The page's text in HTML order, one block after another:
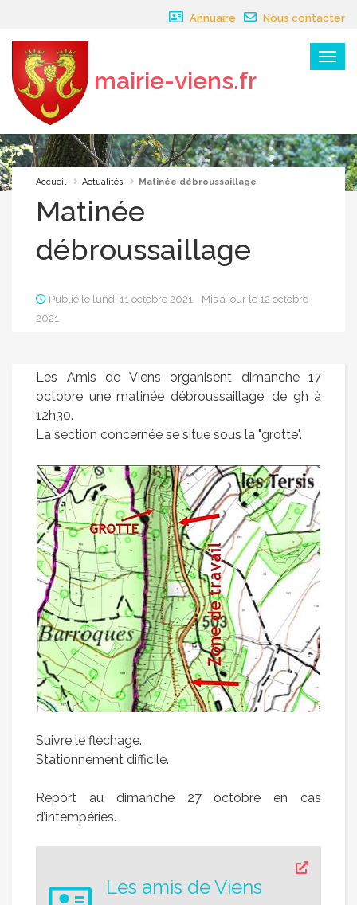
Annuaire Nous contacter
Menu
mairie-viens.fr
×
Accueil Actualités Matinée débroussaillage
Matinée
débroussaillage
Publié le lundi 11 octobre 2021 - Mis à jour le 12 octobre
2021
Les Amis de Viens organisent dimanche 17
octobre une matinée débroussaillage, de 9h à
12h30.
La section concernée se situe sous la "grotte".
Suivre le fléchage.
Stationnement difficile.
Report au dimanche 27 octobre en cas
d’intempéries.
Les amis de Viens
Panneau de gestion des cookies